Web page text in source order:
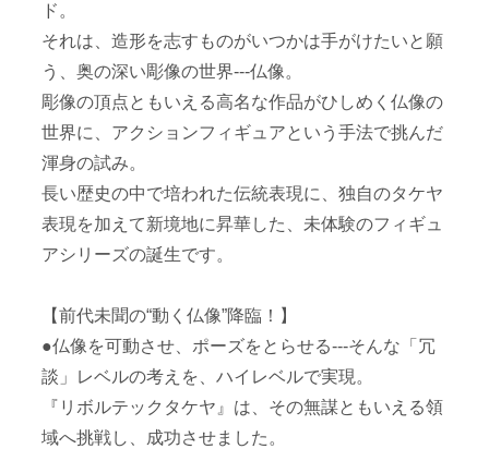
ド。
それは、造形を志すものがいつかは手がけたいと願
う、奥の深い彫像の世界---仏像。
彫像の頂点ともいえる高名な作品がひしめく仏像の
世界に、アクションフィギュアという手法で挑んだ
渾身の試み。
長い歴史の中で培われた伝統表現に、独自のタケヤ
表現を加えて新境地に昇華した、未体験のフィギュ
アシリーズの誕生です。
【前代未聞の“動く仏像”降臨！】
●仏像を可動させ、ポーズをとらせる---そんな「冗
談」レベルの考えを、ハイレベルで実現。
『リボルテックタケヤ』は、その無謀ともいえる領
域へ挑戦し、成功させました。